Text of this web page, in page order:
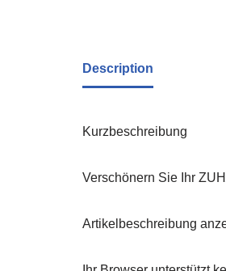
Description
Kurzbeschreibung
Verschönern Sie Ihr
Artikelbeschreibung